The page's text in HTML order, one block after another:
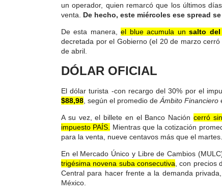
un operador, quien remarcó que los últimos
venta. De hecho, este miércoles ese spread
De esta manera,el blue acumula unsalto del
decretada por el Gobierno (el 20 de marzo
de abril.
DÓLAR OFICIAL
El dólar turista -con recargo del 30% por el
$88,98 , según el promedio de Ámbito Financiero
A su vez, el billete en el Banco Nación cerró
impuesto PAÍS.
Mientras que la cotización
para la venta, nueve centavos más que el martes.
En el Mercado Único y Libre de Cambios
trigésima novena suba consecutiva, con precios
Central para hacer frente a la demanda
México.